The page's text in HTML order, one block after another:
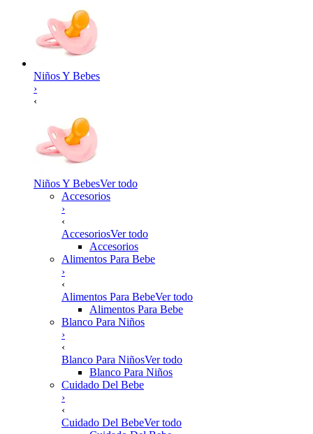
Niños Y Bebes
›
‹
Niños Y BebesVer todo
Accesorios
›
‹
AccesoriosVer todo
Accesorios
Alimentos Para Bebe
›
‹
Alimentos Para BebeVer todo
Alimentos Para Bebe
Blanco Para Niños
›
‹
Blanco Para NiñosVer todo
Blanco Para Niños
Cuidado Del Bebe
›
‹
Cuidado Del BebeVer todo